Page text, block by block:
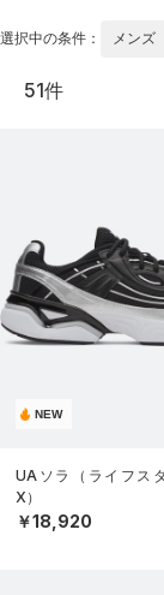
選択中の条件： メンズ
51件
NEW
UAソラ（ライフス
X）
￥18,920